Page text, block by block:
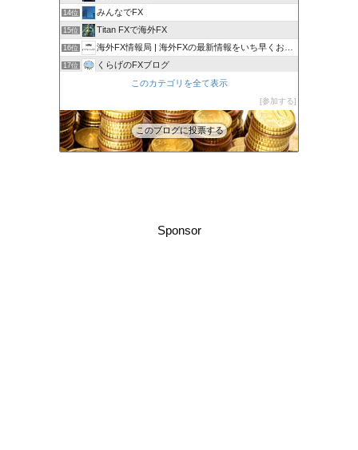
14位 みんなでFX
15位 Titan FXで海外FX
16位 海外FX情報局 | 海外FXの最新情報をいち早くお伝えします
17位 くらげのFXブログ
海外fx 本人確認このカテゴリを全て表示
参加する
このブログに投票する
Sponsor